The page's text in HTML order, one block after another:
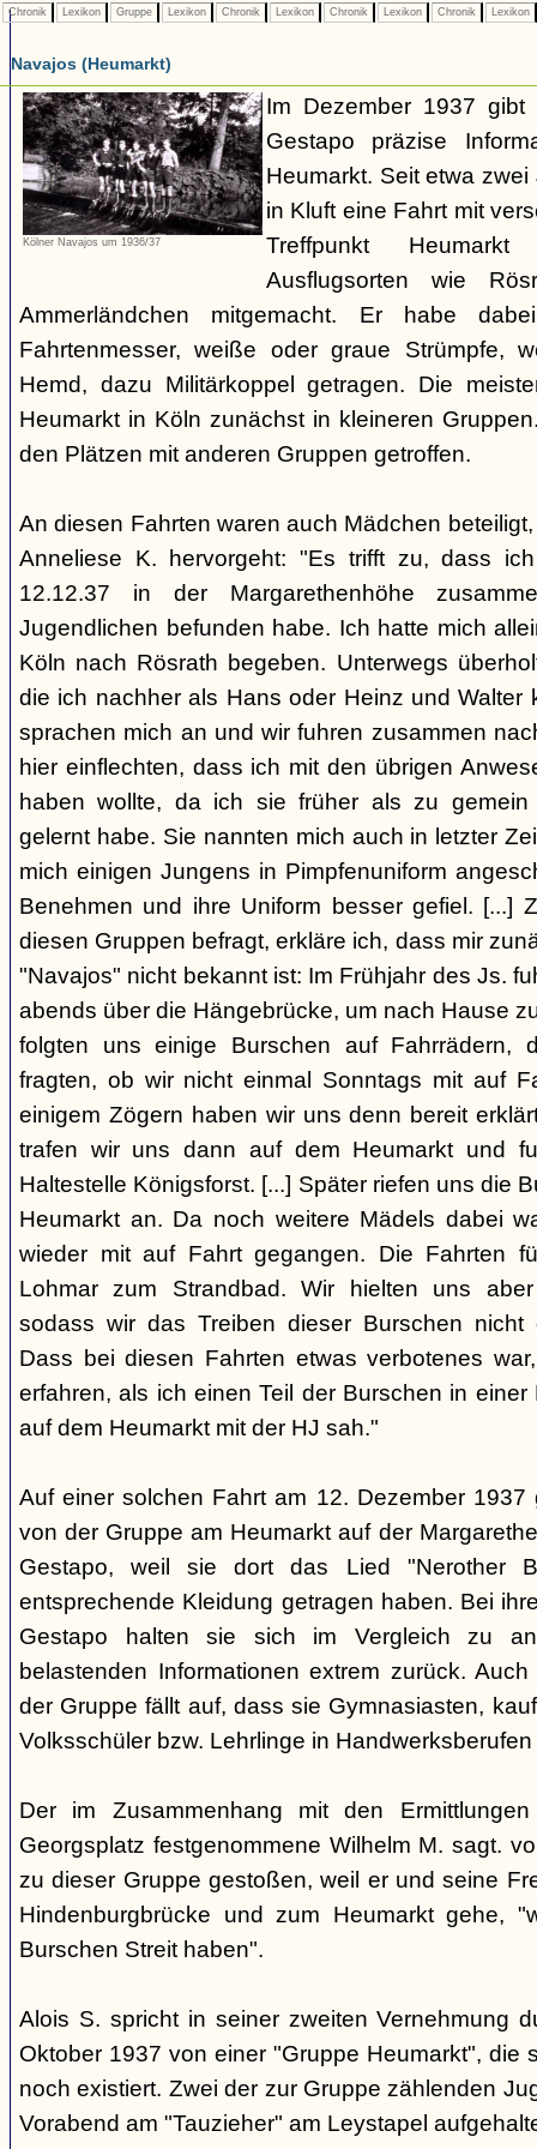
Chronik Lexikon Gruppe Lexikon Chronik Lexikon Chronik Lexikon Chronik Lexikon
Navajos (Heumarkt)
Kölner Navajos um 1936/37
Im Dezember 1937
Gestapo präzise
Heumarkt. Seit etwa
in Kluft eine Fahrt mit
Treffpunkt
Ausflugsorten wie
Ammerländchen mitgemacht. Er habe
Fahrtenmesser, weiße oder graue Strümpfe,
Hemd, dazu Militärkoppel getragen. Die
Heumarkt in Köln zunächst in kleineren
den Plätzen mit anderen Gruppen getroffen.
An diesen Fahrten waren auch Mädchen
Anneliese K. hervorgeht: "Es trifft zu, dass
12.12.37 in der Margarethenhöhe
Jugendlichen befunden habe. Ich hatte mich
Köln nach Rösrath begeben. Unterwegs
die ich nachher als Hans oder Heinz und Walter
sprachen mich an und wir fuhren zusammen
hier einflechten, dass ich mit den übrigen
haben wollte, da ich sie früher als zu gemein
gelernt habe. Sie nannten mich auch in letzter
mich einigen Jungens in Pimpfenuniform
Benehmen und ihre Uniform besser gefiel. [...]
diesen Gruppen befragt, erkläre ich, dass mir
"Navajos" nicht bekannt ist: Im Frühjahr des Js.
abends über die Hängebrücke, um nach Hause
folgten uns einige Burschen auf Fahrrädern,
fragten, ob wir nicht einmal Sonntags mit auf
einigem Zögern haben wir uns denn bereit
trafen wir uns dann auf dem Heumarkt und
Haltestelle Königsforst. [...] Später riefen uns die
Heumarkt an. Da noch weitere Mädels dabei
wieder mit auf Fahrt gegangen. Die Fahrten
Lohmar zum Strandbad. Wir hielten uns
sodass wir das Treiben dieser Burschen nicht
Dass bei diesen Fahrten etwas verbotenes
erfahren, als ich einen Teil der Burschen in
auf dem Heumarkt mit der HJ sah."
Auf einer solchen Fahrt am 12. Dezember 1937
von der Gruppe am Heumarkt auf der
Gestapo, weil sie dort das Lied "Nerother
entsprechende Kleidung getragen haben. Bei
Gestapo halten sie sich im Vergleich zu
belastenden Informationen extrem zurück.
der Gruppe fällt auf, dass sie Gymnasiasten,
Volksschüler bzw. Lehrlinge in
Der im Zusammenhang mit den
Georgsplatz festgenommene Wilhelm M. sagt.
zu dieser Gruppe gestoßen, weil er und seine
Hindenburgbrücke und zum Heumarkt gehe,
Burschen Streit haben".
Alois S. spricht in seiner zweiten Vernehmung
Oktober 1937 von einer "Gruppe Heumarkt", die
noch existiert. Zwei der zur Gruppe zählenden
Vorabend am "Tauzieher" am Leystapel